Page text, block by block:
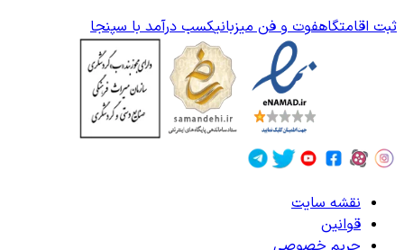
ثبت اقامتگاهفوت و فن میزبانیکسب درآمد با سپنجا
نقشه سایت
قوانین